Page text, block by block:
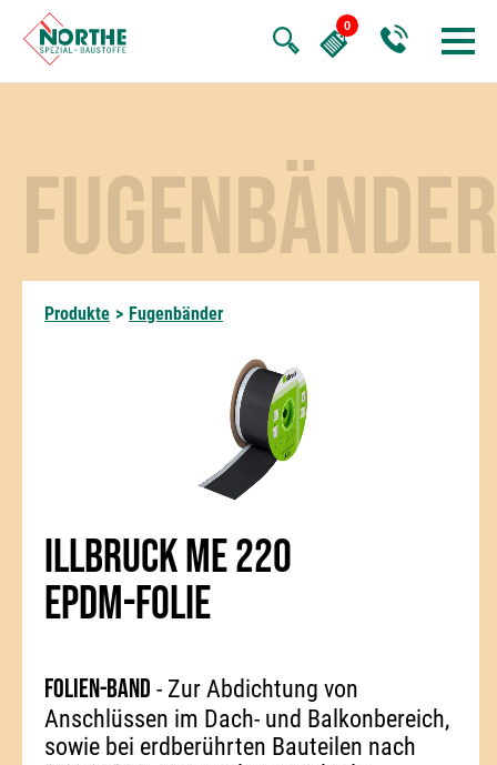
FUGENBÄNDER
Produkte > Fugenbänder
ILLBRUCK ME 220
EPDM-FOLIE
Folien-Band - Zur Abdichtung von
Anschlüssen im Dach- und Balkonbereich,
sowie bei erdberührten Bauteilen nach